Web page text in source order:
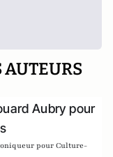
AUTEURS
Aubry pour
pour Culture-